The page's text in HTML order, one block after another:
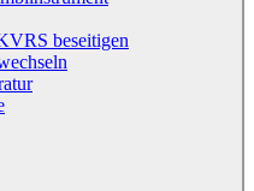
beseitigen